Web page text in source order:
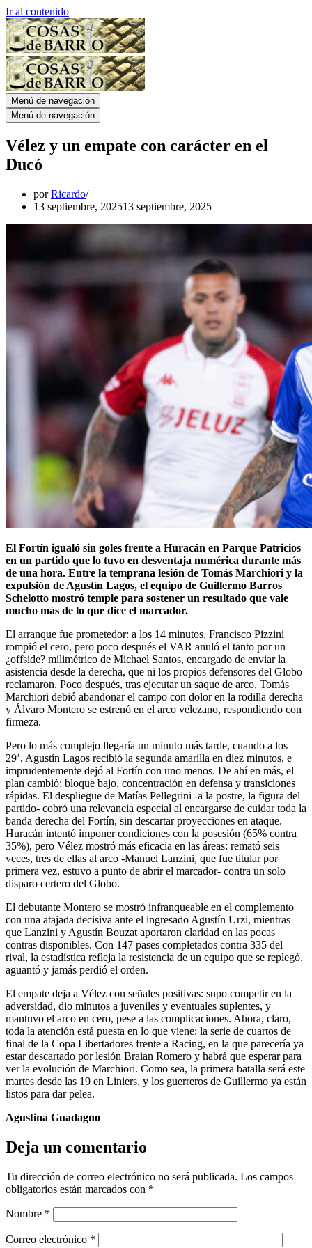
Ir al contenido
Menú de navegación
Menú de navegación
Vélez y un empate con carácter en el
Ducó
porRicardo
13 septiembre, 202513 septiembre, 2025
El Fortín igualó sin goles frente a Huracán en Parque Patricios
en un partido que lo tuvo en desventaja numérica durante más
de una hora. Entre la temprana lesión de Tomás Marchiori y la
expulsión de Agustín Lagos, el equipo de Guillermo Barros
Schelotto mostró temple para sostener un resultado que vale
mucho más de lo que dice el marcador.
El arranque fue prometedor: a los 14 minutos, Francisco Pizzini
rompió el cero, pero poco después el VAR anuló el tanto por un
¿offside? milimétrico de Michael Santos, encargado de enviar la
asistencia desde la derecha, que ni los propios defensores del Globo
reclamaron. Poco después, tras ejecutar un saque de arco, Tomás
Marchiori debió abandonar el campo con dolor en la rodilla derecha
y Álvaro Montero se estrenó en el arco velezano, respondiendo con
firmeza.
Pero lo más complejo llegaría un minuto más tarde, cuando a los
29’, Agustín Lagos recibió la segunda amarilla en diez minutos, e
imprudentemente dejó al Fortín con uno menos. De ahí en más, el
plan cambió: bloque bajo, concentración en defensa y transiciones
rápidas. El despliegue de Matías Pellegrini -a la postre, la figura del
partido- cobró una relevancia especial al encargarse de cuidar toda la
banda derecha del Fortín, sin descartar proyecciones en ataque.
Huracán intentó imponer condiciones con la posesión (65% contra
35%), pero Vélez mostró más eficacia en las áreas: remató seis
veces, tres de ellas al arco -Manuel Lanzini, que fue titular por
primera vez, estuvo a punto de abrir el marcador- contra un solo
disparo certero del Globo.
El debutante Montero se mostró infranqueable en el complemento
con una atajada decisiva ante el ingresado Agustín Urzi, mientras
que Lanzini y Agustín Bouzat aportaron claridad en las pocas
contras disponibles. Con 147 pases completados contra 335 del
rival, la estadística refleja la resistencia de un equipo que se replegó,
aguantó y jamás perdió el orden.
El empate deja a Vélez con señales positivas: supo competir en la
adversidad, dio minutos a juveniles y eventuales suplentes, y
mantuvo el arco en cero, pese a las complicaciones. Ahora, claro,
toda la atención está puesta en lo que viene: la serie de cuartos de
final de la Copa Libertadores frente a Racing, en la que parecería ya
estar descartado por lesión Braian Romero y habrá que esperar para
ver la evolución de Marchiori. Como sea, la primera batalla será este
martes desde las 19 en Liniers, y los guerreros de Guillermo ya están
listos para dar pelea.
Agustina Guadagno
Deja un comentario
Tu dirección de correo electrónico no será publicada. Los campos
obligatorios están marcados con *
Nombre *
Correo electrónico *